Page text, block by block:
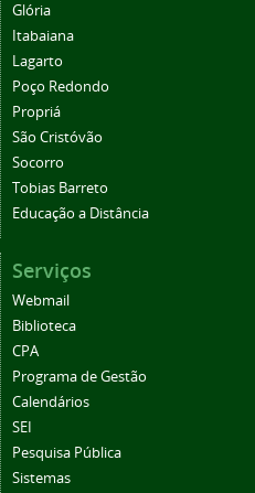
Glória
Itabaiana
Lagarto
Poço Redondo
Propriá
São Cristóvão
Socorro
Tobias Barreto
Educação a Distância
Serviços
Webmail
Biblioteca
CPA
Programa de Gestão
Calendários
SEI
Pesquisa Pública
Sistemas